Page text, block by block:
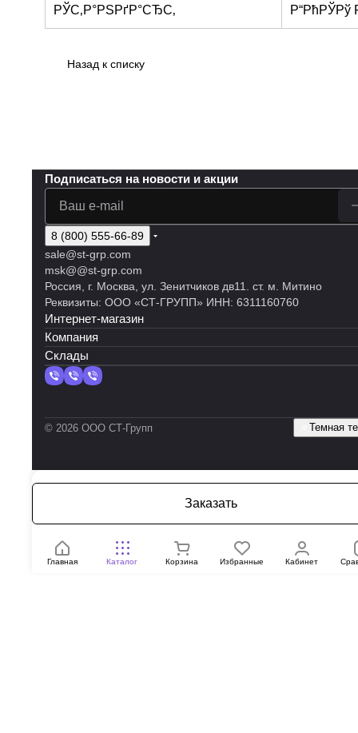
РЎС‚Р°РЅРґР°СЂС‚
Назад к списку
Заказать
Главная Каталог Корзина Избранные Кабинет
Подписаться на новости и акции
8 (800) 555-66-89
sale@st-grp.com
msk@@st-grp.com
Россия, г. Москва, ул. Зенитчиков дв11. ст. м. Митино
Реквизиты: ООО «СТ-ГРУПП» ИНН: 6311160760
Интернет-магазин
Компания
Склады
© 2026 ООО СТ-Групп Темная